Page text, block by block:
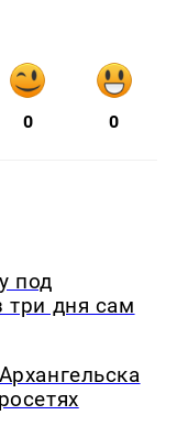
0 0
под
три дня сам